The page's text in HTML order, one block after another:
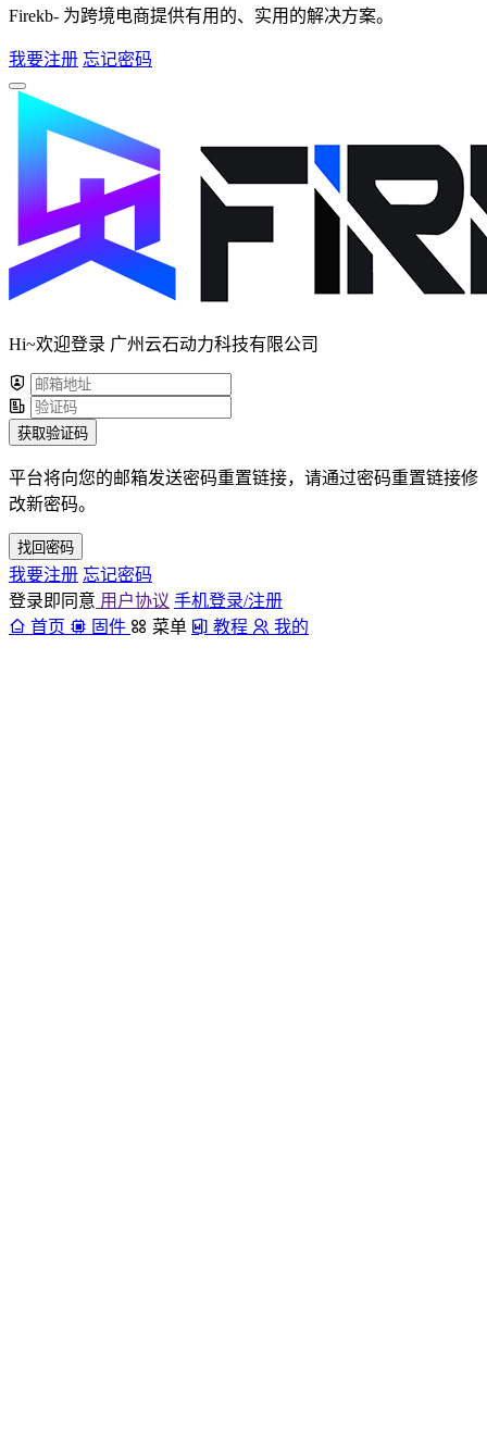
Firekb- 为跨境电商提供有用的、实用的解决方案。
我要注册 忘记密码
Hi~欢迎登录 广州云石动力科技有限公司
获取验证码
平台将向您的邮箱发送密码重置链接，请通过密码重置链接修
改新密码。
找回密码
我要注册 忘记密码
登录即同意 用户协议 手机登录/注册
首页
固件 菜单 教程 我的